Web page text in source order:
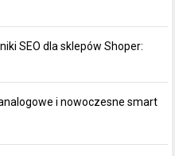
SEO dla sklepów Shoper:
i nowoczesne smart